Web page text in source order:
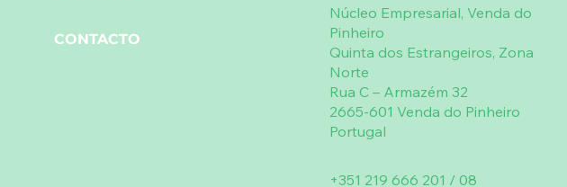
CONTACTO
+351 219 666 201 / 08
Núcleo Empresarial, Venda do
Pinheiro
Quinta dos Estrangeiros, Zona
Norte
Rua C – Armazém 32
2665-601 Venda do Pinheiro
Portugal